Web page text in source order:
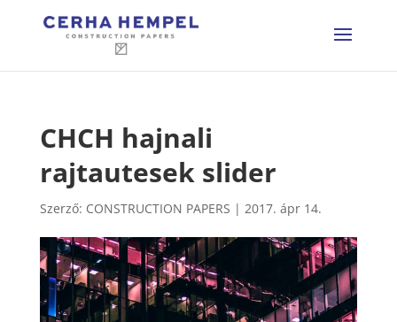
CHCH hajnali
rajtautesek slider
Szerző: CONSTRUCTION PAPERS | 2017. ápr 14.